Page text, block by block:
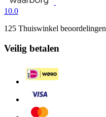
10.0
125 Thuiswinkel beoordelingen
Veilig betalen